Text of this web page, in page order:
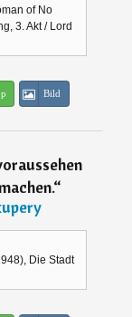
of No
3. Akt / Lord
Bild
“
Die Stadt